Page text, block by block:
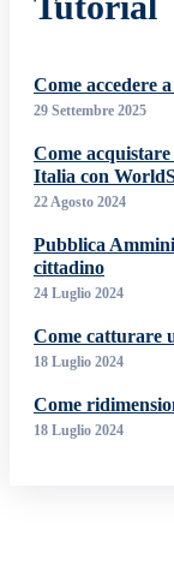
Come accedere
29 Settembre 2025
Come
Italia con
22 Agosto 2024
Pubblica
cittadino
24 Luglio 2024
Come catturare
18 Luglio 2024
Come
18 Luglio 2024